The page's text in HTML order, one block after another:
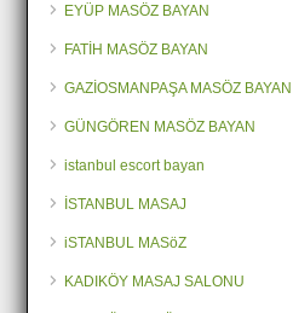
EYÜP MASÖZ BAYAN
FATİH MASÖZ BAYAN
GAZİOSMANPAŞA MASÖZ BAYAN
GÜNGÖREN MASÖZ BAYAN
istanbul escort bayan
İSTANBUL MASAJ
iSTANBUL MASöZ
KADIKÖY MASAJ SALONU